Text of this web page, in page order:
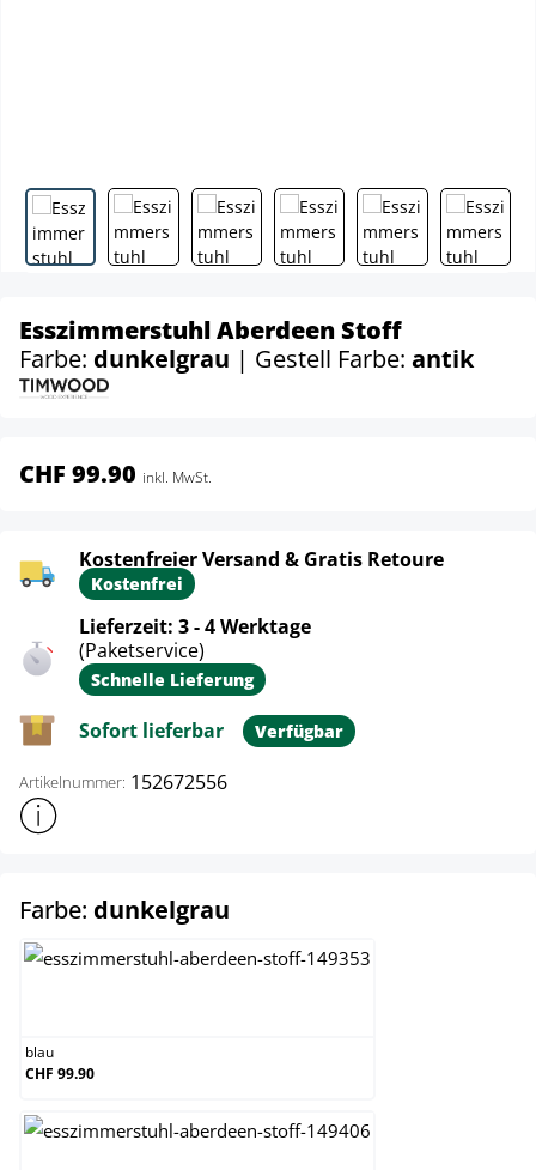
Esszimmerstuhl Aberdeen Stoff
Farbe: dunkelgrau | Gestell Farbe: antik
CHF 99.90 inkl. MwSt.
Kostenfreier Versand & Gratis Retoure
Kostenfrei
Lieferzeit: 3 - 4 Werktage
(Paketservice)
Schnelle Lieferung
Sofort lieferbar Verfügbar
Artikelnummer: 152672556
Weitere Produktinformationen anzeigen
Farbe: dunkelgrau
blau
CHF 99.90